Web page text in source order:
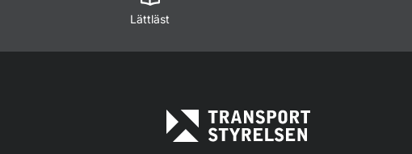
Lättläst